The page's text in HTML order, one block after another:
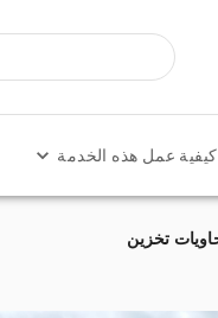
كيفية عمل هذه الخدمة